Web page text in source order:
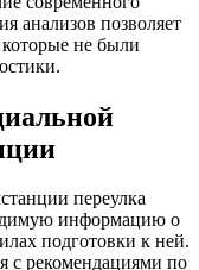
анализов позволяет
не были
переулка
информацию о
подготовки к ней.
с рекомендациями по